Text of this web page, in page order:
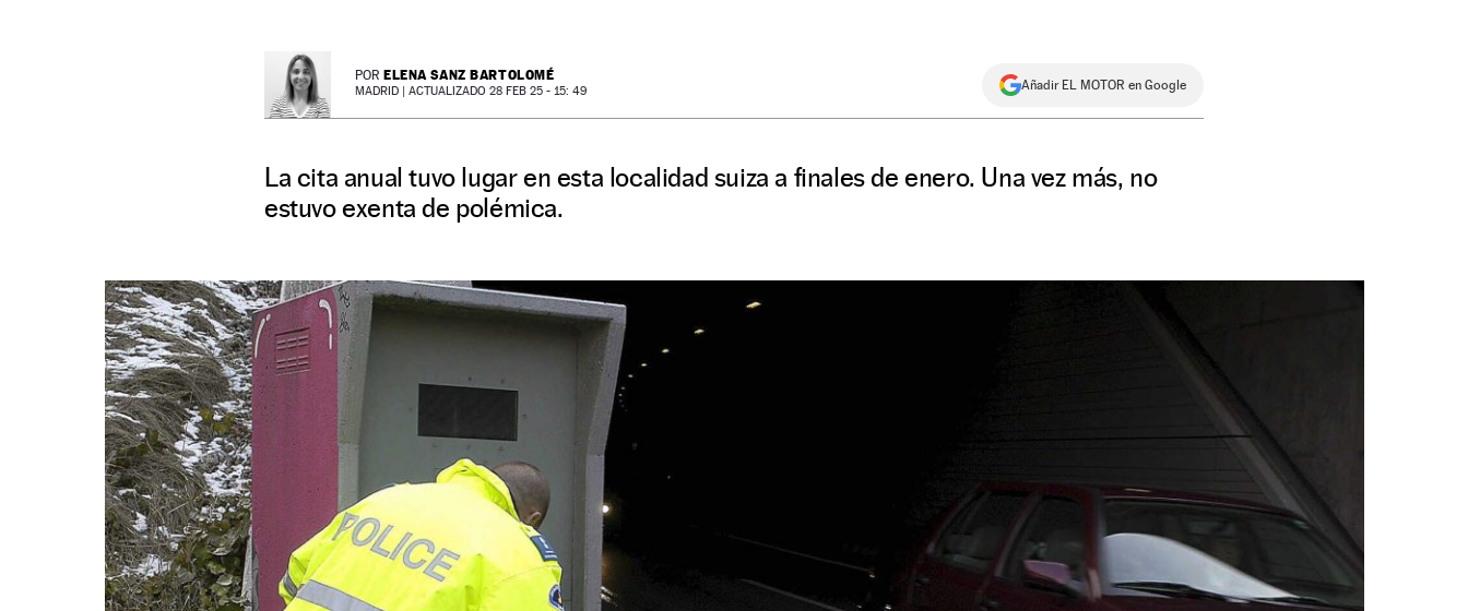
POR ELENA SANZ BARTOLOMÉ
MADRID | ACTUALIZADO 28 FEB 25 - 15: 49 Añadir EL MOTOR en Google
La cita anual tuvo lugar en esta localidad suiza a finales de enero. Una vez más, no
estuvo exenta de polémica.